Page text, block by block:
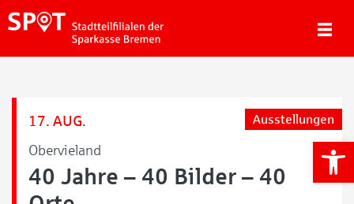
17. AUG.
Obervieland
Ausstellungen
40 Jahre – 40 Bilder – 40